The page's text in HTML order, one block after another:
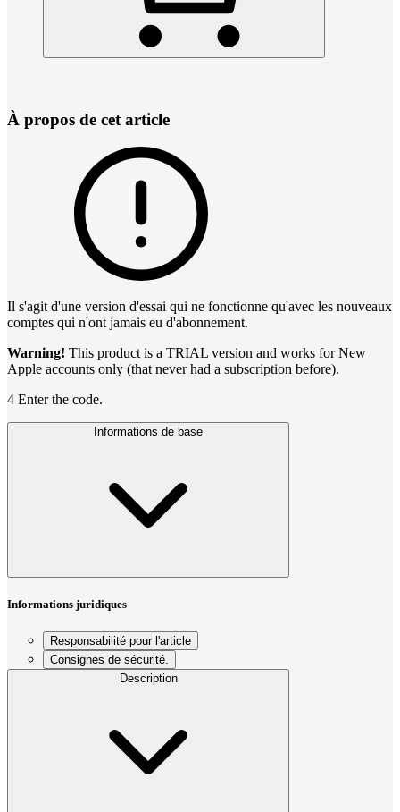
À propos de cet article
Il s'agit d'une version d'essai qui ne fonctionne qu'avec les nouveaux
comptes qui n'ont jamais eu d'abonnement.
Warning! This product is a TRIAL version and works for New
Apple accounts only (that never had a subscription before).
4 Enter the code.
Informations de base
Informations juridiques
Responsabilité pour l'article
Consignes de sécurité.
Description